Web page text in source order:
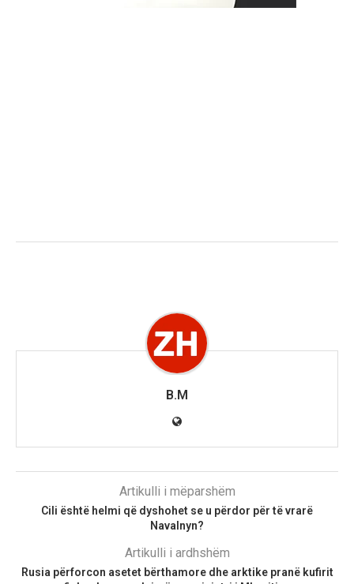
B.M
Artikulli i mëparshëm
Cili është helmi që dyshohet se u përdor për të vrarë
Navalnyn?
Artikulli i ardhshëm
Rusia përforcon asetet bërthamore dhe arktike pranë kufirit